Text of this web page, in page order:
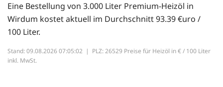
Eine Bestellung von 3.000 Liter Premium-Heizöl in
Wirdum kostet aktuell im Durchschnitt 93.39 €uro /
100 Liter.
Stand: 09.08.2026 07:05:02 | PLZ: 26529 Preise für Heizöl in € / 100 Liter
inkl. MwSt.